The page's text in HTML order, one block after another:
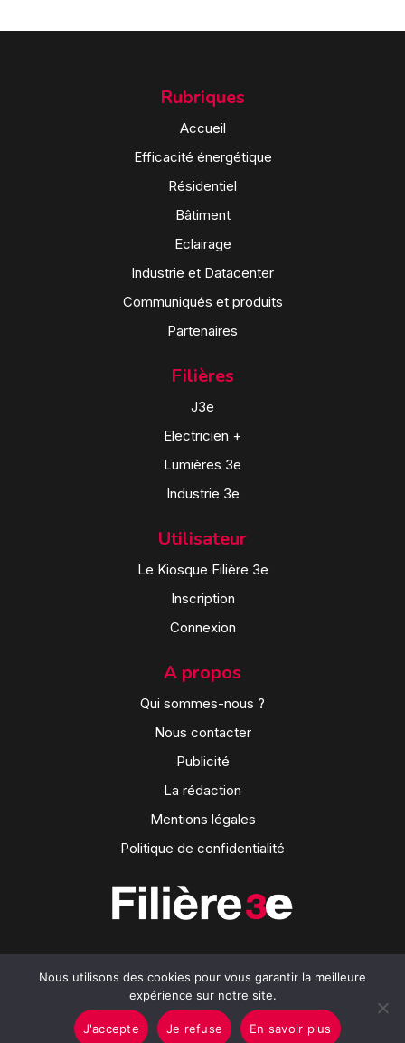
Rubriques
Accueil
Efficacité énergétique
Résidentiel
Bâtiment
Eclairage
Industrie et Datacenter
Communiqués et produits
Partenaires
Filières
J3e
Electricien +
Lumières 3e
Industrie 3e
Utilisateur
Le Kiosque Filière 3e
Inscription
Connexion
A propos
Qui sommes-nous ?
Nous contacter
Publicité
La rédaction
Mentions légales
Politique de confidentialité
Nous utilisons des cookies pour vous garantir la meilleure
expérience sur notre site.
J'accepte Je refuse En savoir plus